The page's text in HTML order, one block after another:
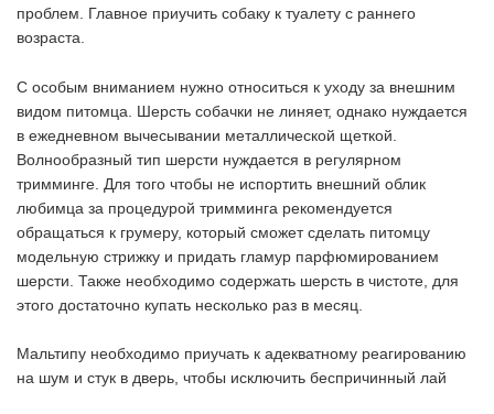
проблем. Главное приучить собаку к туалету с раннего
возраста.
С особым вниманием нужно относиться к уходу за внешним
видом питомца. Шерсть собачки не линяет, однако нуждается
в ежедневном вычесывании металлической щеткой.
Волнообразный тип шерсти нуждается в регулярном
тримминге. Для того чтобы не испортить внешний облик
любимца за процедурой тримминга рекомендуется
обращаться к грумеру, который сможет сделать питомцу
модельную стрижку и придать гламур парфюмированием
шерсти. Также необходимо содержать шерсть в чистоте, для
этого достаточно купать несколько раз в месяц.
Мальтипу необходимо приучать к адекватному реагированию
на шум и стук в дверь, чтобы исключить беспричинный лай